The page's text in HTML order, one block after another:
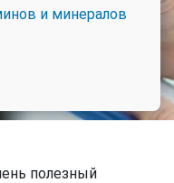
и минералов
полезный